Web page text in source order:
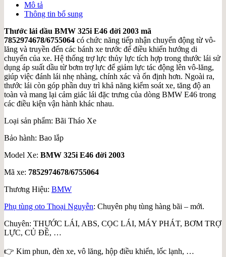
Mô tả
Thông tin bổ sung
Thước lái dầu BMW 325i E46 đời 2003 mã
7852974678/6755064 có chức năng tiếp nhận chuyển động từ vô-
lăng và truyền đến các bánh xe trước để điều khiển hướng di
chuyển của xe. Hệ thống trợ lực thủy lực tích hợp trong thước lái sử
dụng áp suất dầu từ bơm trợ lực để giảm lực tác động lên vô-lăng,
giúp việc đánh lái nhẹ nhàng, chính xác và ổn định hơn. Ngoài ra,
thước lái còn góp phần duy trì khả năng kiểm soát xe, tăng độ an
toàn và mang lại cảm giác lái đặc trưng của dòng BMW E46 trong
các điều kiện vận hành khác nhau.
Loại sản phẩm: Bãi Tháo Xe
Bảo hành: Bao lắp
Model Xe: BMW 325i E46 đời 2003
Mã xe: 7852974678/6755064
Thương Hiệu: BMW
Phụ tùng oto Thoại Nguyễn: Chuyên phụ tùng hàng bãi – mới.
Chuyên: THƯỚC LÁI, ABS, CỌC LÁI, MÁY PHÁT, BƠM TRỢ
LỰC, CỦ ĐỀ, …
👉 Kim phun, đèn xe, vô lăng, hộp điều khiển, lốc lạnh, …